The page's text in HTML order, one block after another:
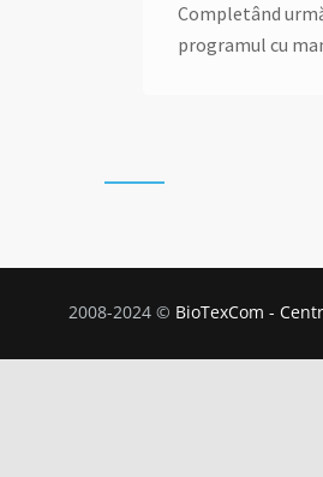
Completând
programul cu
2008-2024 © BioTexCom -